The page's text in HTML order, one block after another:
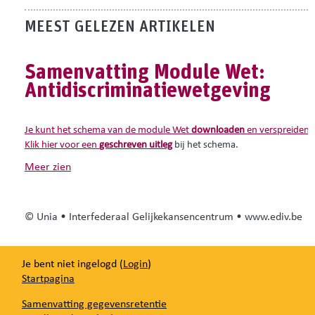
Externe tools en informatiebronnen:
de rol van
preventieadviseursen
Analysetool:Knipperlichten psychosociale risico's op het
MEEST GELEZEN ARTIKELEN
Samenvatting Module Wet:
Antidiscriminatiewetgeving
Je kunt het schema van de module Wet downloaden en verspreiden
Klik hier voor een geschreven uitlegbij het schema.
meer zien
© Unia • Interfederaal Gelijkekansencentrum • www.ediv.be
Je bent niet ingelogd (Login)
Startpagina
Samenvatting gegevensretentie